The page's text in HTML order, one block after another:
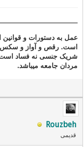
عمل به دستورات و
است. رقص و آواز و سکس و
شریک جنسی نه فساد است
مردان جامعه میباشد.
Rouzbeh
قدیمی